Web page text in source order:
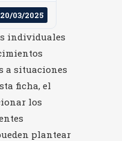
20/03/2025
individuales
a situaciones
ficha, el
los
plantear